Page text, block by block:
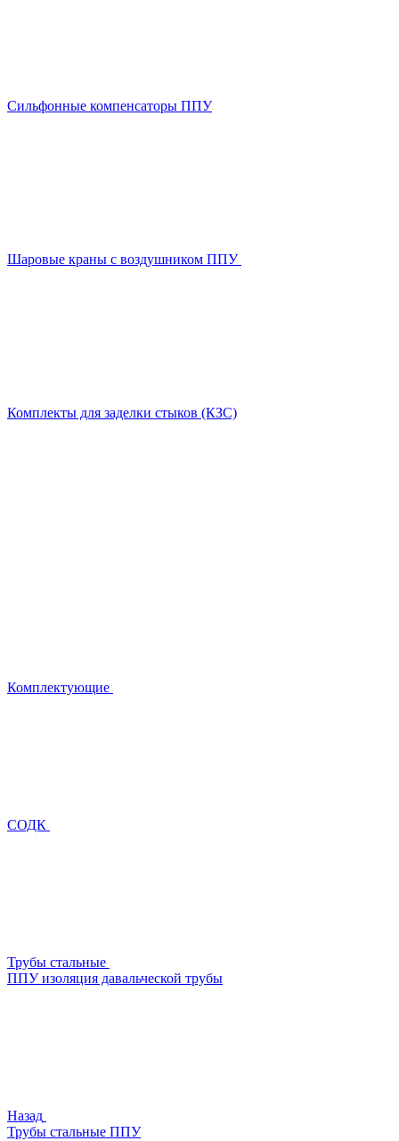
Сильфонные компенсаторы ППУ
Шаровые краны с воздушником ППУ
Комплекты для заделки стыков (КЗС)
Комплектующие
СОДК
Трубы стальные
ППУ изоляция давальческой трубы
Назад
Трубы стальные ППУ